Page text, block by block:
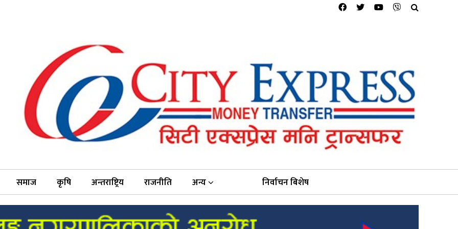
समाज कृषि अन्तराष्ट्रिय राजनीति अन्य निर्वाचन बिशेष